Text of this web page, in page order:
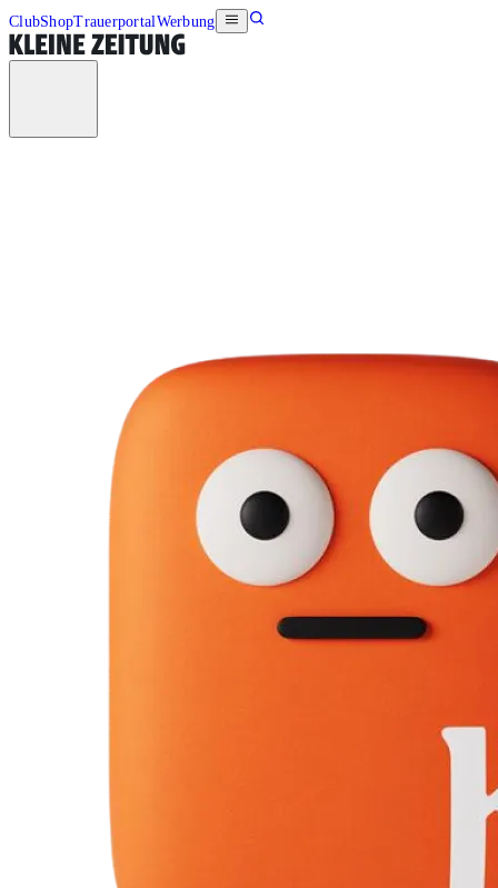
ClubShopTrauerportalWerbung